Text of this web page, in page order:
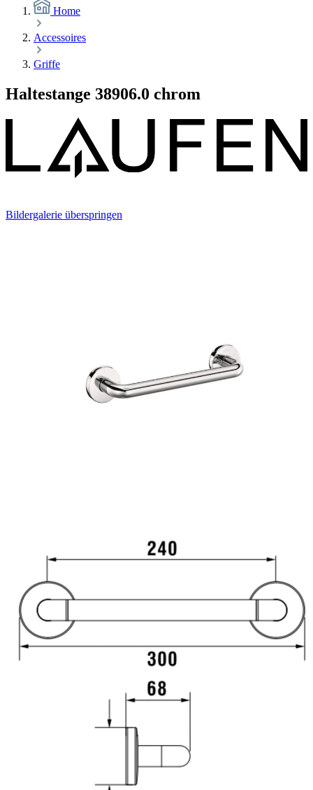
Home
Accessoires
Griffe
Haltestange 38906.0 chrom
Bildergalerie überspringen